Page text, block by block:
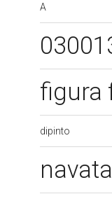
A
figura
dipinto